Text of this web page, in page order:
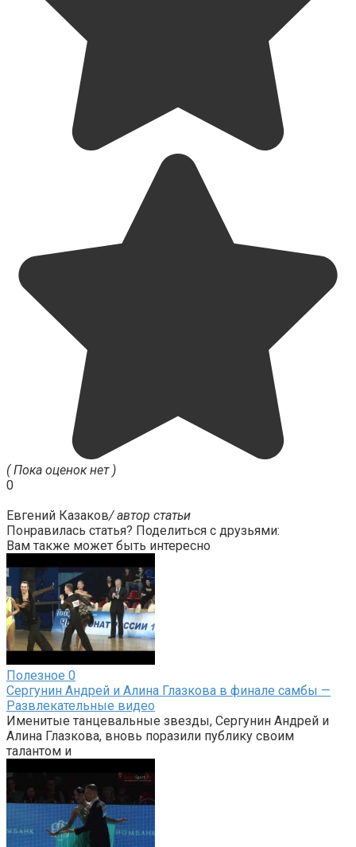
( Пока оценок нет )
0
Евгений Казаков/ автор статьи
Понравилась статья? Поделиться с друзьями:
Вам также может быть интересно
Полезное 0
Сергунин Андрей и Алина Глазкова в финале самбы —
Развлекательные видео
Именитые танцевальные звезды, Сергунин Андрей и
Алина Глазкова, вновь поразили публику своим
талантом и